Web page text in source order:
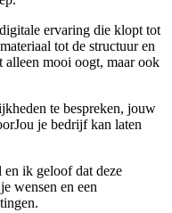
ervaring die klopt tot
tot de structuur en
alleen mooi oogt, maar ook
te bespreken, jouw
je bedrijf kan laten
en ik geloof dat deze
wensen en een